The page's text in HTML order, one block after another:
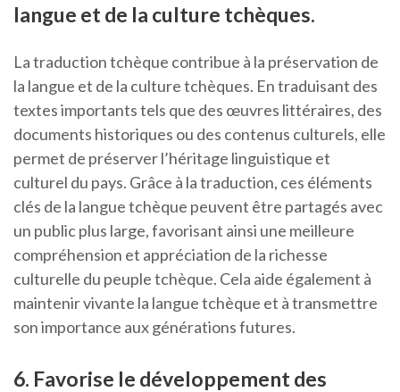
langue et de la culture tchèques.
La traduction tchèque contribue à la préservation de
la langue et de la culture tchèques. En traduisant des
textes importants tels que des œuvres littéraires, des
documents historiques ou des contenus culturels, elle
permet de préserver l’héritage linguistique et
culturel du pays. Grâce à la traduction, ces éléments
clés de la langue tchèque peuvent être partagés avec
un public plus large, favorisant ainsi une meilleure
compréhension et appréciation de la richesse
culturelle du peuple tchèque. Cela aide également à
maintenir vivante la langue tchèque et à transmettre
son importance aux générations futures.
6. Favorise le développement des